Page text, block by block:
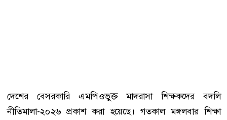
দেশের বেসরকারি এমপিওভুক্ত মাদরাসা শিক্ষকদের বদলি
নীতিমালা-২০২৬ প্রকাশ করা হয়েছে। গতকাল মঙ্গলবার শিক্ষা